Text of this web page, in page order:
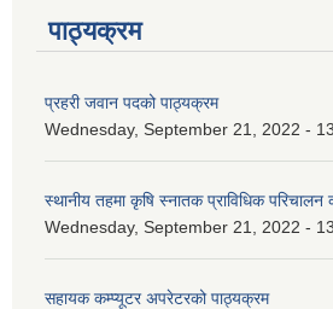
पाठ्यक्रम
प्रहरी जवान पदको पाठ्यक्रम
Wednesday, September 21, 2022 -
स्थानीय तहमा कृषि स्नातक प्राविधिक परिचालन
Wednesday, September 21, 2022 -
सहायक कम्प्यूटर अपरेटरको पाठ्यक्रम